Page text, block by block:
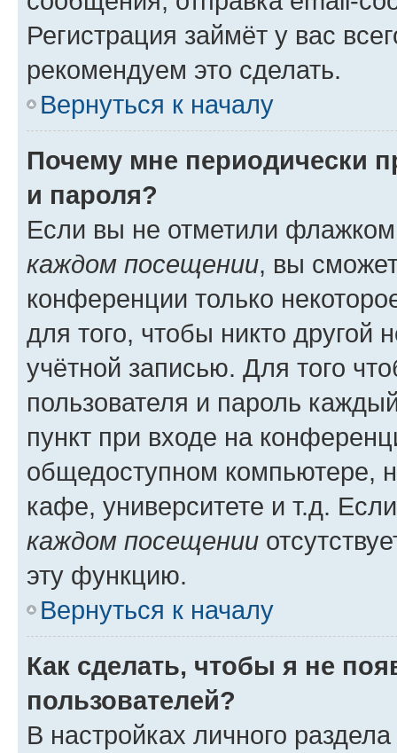
Регистрация займёт у вас
рекомендуем это сделать.
Вернуться к началу
Почему мне периодически
и пароля?
Если вы не отметили
каждом посещении, вы
конференции только
для того, чтобы никто другой
учётной записью. Для того
пользователя и пароль
пункт при входе на
общедоступном компьютере,
кафе, университете и т.д.
каждом посещении
эту функцию.
Вернуться к началу
Как сделать, чтобы я не
пользователей?
В настройках личного